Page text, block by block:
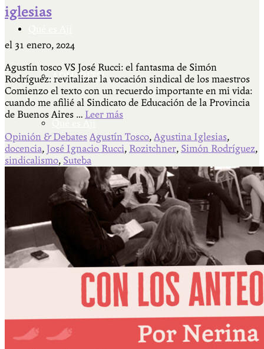
ADHERITE!
Staff
iglesias
el 31 enero, 2024
Agustín tosco VS José Rucci: el fantasma de Simón
Rodríguez: revitalizar la vocación sindical de los maestros
Comienzo el texto con un recuerdo importante en mi vida:
cuando me afilié al Sindicato de Educación de la Provincia
de Buenos Aires … Leer más
Opinión & Debates Agustín Tosco, Agustina Iglesias,
docencia, José Ignacio Rucci, Rozitchner, Simón Rodríguez,
sindicalismo, Suteba